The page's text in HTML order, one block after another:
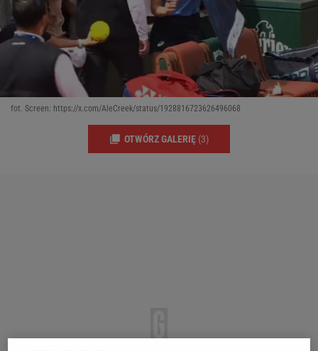
fot. Screen: https://x.com/AleCreek/status/1928816723626496068
OTWÓRZ GALERIĘ (3)